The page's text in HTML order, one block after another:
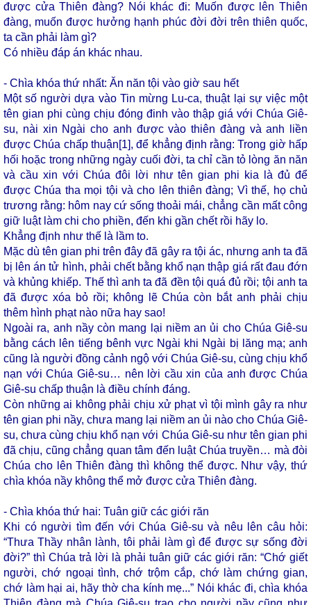
được cửa Thiên đàng? Nói khác đi: Muốn được lên Thiên
đàng, muốn được hưởng hạnh phúc đời đời trên thiên quốc,
ta cần phải làm gì?
Có nhiều đáp án khác nhau.
- Chìa khóa thứ nhất: Ăn năn tội vào giờ sau hết
Một số người dựa vào Tin mừng Lu-ca, thuật lại sự việc một
tên gian phi cùng chịu đóng đinh vào thập giá với Chúa Giê-
su, nài xin Ngài cho anh được vào thiên đàng và anh liền
được Chúa chấp thuận[1], để khẳng định rằng: Trong giờ hấp
hối hoặc trong những ngày cuối đời, ta chỉ cần tỏ lòng ăn năn
và cầu xin với Chúa đôi lời như tên gian phi kia là đủ để
được Chúa tha mọi tội và cho lên thiên đàng; Vì thế, họ chủ
trương rằng: hôm nay cứ sống thoải mái, chẳng cần mất công
giữ luật làm chi cho phiền, đến khi gần chết rồi hãy lo.
Khẳng định như thế là lầm to.
Mặc dù tên gian phi trên đây đã gây ra tội ác, nhưng anh ta đã
bị lên án tử hình, phải chết bằng khổ nạn thập giá rất đau đớn
và khủng khiếp. Thế thì anh ta đã đền tội quá đủ rồi; tội anh ta
đã được xóa bỏ rồi; không lẽ Chúa còn bắt anh phải chịu
thêm hình phạt nào nữa hay sao!
Ngoài ra, anh nầy còn mang lại niềm an ủi cho Chúa Giê-su
bằng cách lên tiếng bênh vực Ngài khi Ngài bị lăng mạ; anh
cũng là người đồng cảnh ngộ với Chúa Giê-su, cùng chịu khổ
nạn với Chúa Giê-su… nên lời cầu xin của anh được Chúa
Giê-su chấp thuận là điều chính đáng.
Còn những ai không phải chịu xử phạt vì tội mình gây ra như
tên gian phi nầy, chưa mang lại niềm an ủi nào cho Chúa Giê-
su, chưa cùng chịu khổ nạn với Chúa Giê-su như tên gian phi
đã chịu, cũng chẳng quan tâm đến luật Chúa truyền… mà đòi
Chúa cho lên Thiên đàng thì không thể được. Như vậy, thứ
chìa khóa nầy không thể mở được cửa Thiên đàng.
- Chìa khóa thứ hai: Tuân giữ các giới răn
Khi có người tìm đến với Chúa Giê-su và nêu lên câu hỏi:
“Thưa Thầy nhân lành, tôi phải làm gì để được sự sống đời
đời?” thì Chúa trả lời là phải tuân giữ các giới răn: “Chớ giết
người, chớ ngoại tình, chớ trộm cắp, chớ làm chứng gian,
chớ làm hại ai, hãy thờ cha kính mẹ...” Nói khác đi, chìa khóa